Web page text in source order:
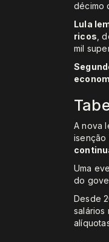
décimo
Lula
ricos ,
mil
A nova
isenção
Uma
do
Desde
salários